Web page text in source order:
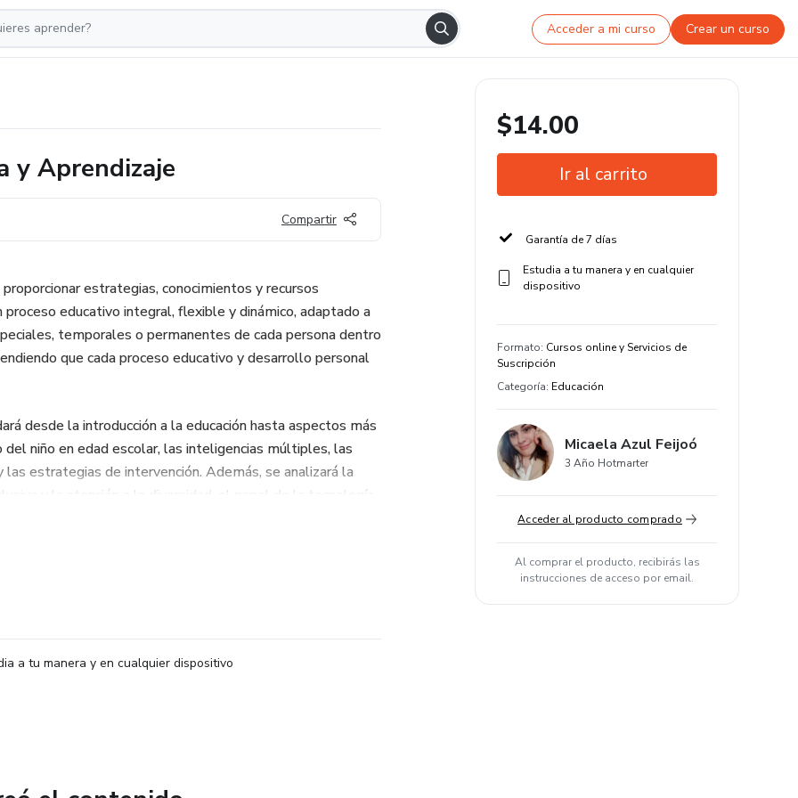
Acceder a mi curso Crear un curso
y Aprendizaje
Compartir
estrategias, conocimientos y recursos
proceso educativo integral, flexible y dinámico, adaptado a
temporales o permanentes de cada persona dentro
que cada proceso educativo y desarrollo personal
desde la introducción a la educación hasta aspectos más
niño en edad escolar, las inteligencias múltiples, las
estrategias de intervención. Además, se analizará la
y la atención a la diversidad, el papel de la tecnología
el fomento de la autoestima y las habilidades sociales
métodos para la asistencia educativa de niños o
a tu manera y en cualquier dispositivo
$14.00
Ir al carrito
Garantía de 7 días
Estudia a tu manera y en cualquier
dispositivo
Formato: Cursos online y Servicios de
Suscripción
Categoría: Educación
Micaela Azul Feijoó
3 Año Hotmarter
Acceder al producto comprado
Al comprar el producto, recibirás las
instrucciones de acceso por email.